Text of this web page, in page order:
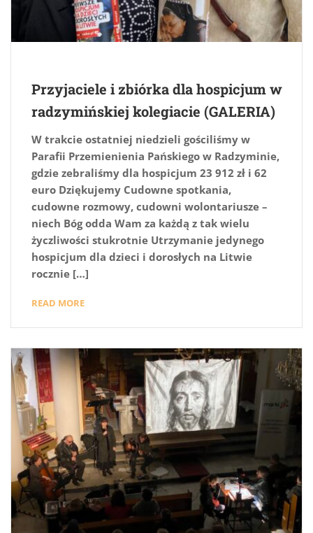
Przyjaciele i zbiórka dla hospicjum w
radzymińskiej kolegiacie (GALERIA)
W trakcie ostatniej niedzieli gościliśmy w
Parafii Przemienienia Pańskiego w Radzyminie,
gdzie zebraliśmy dla hospicjum 23 912 zł i 62
euro Dziękujemy Cudowne spotkania,
cudowne rozmowy, cudowni wolontariusze –
niech Bóg odda Wam za każdą z tak wielu
życzliwości stukrotnie Utrzymanie jedynego
hospicjum dla dzieci i dorosłych na Litwie
rocznie […]
READ MORE